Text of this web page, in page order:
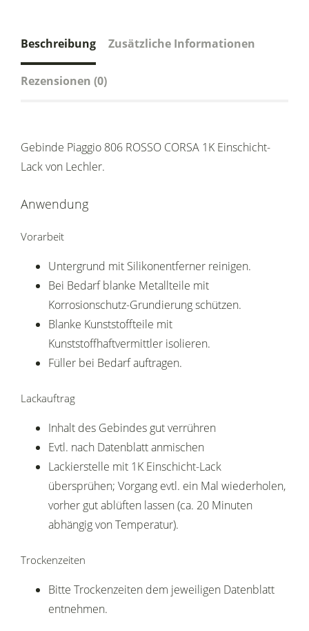
Beschreibung Zusätzliche Informationen
Rezensionen (0)
Gebinde Piaggio 806 ROSSO CORSA 1K Einschicht-
Lack von Lechler.
Anwendung
Vorarbeit
Untergrund mit Silikonentferner reinigen.
Bei Bedarf blanke Metallteile mit
Korrosionschutz-Grundierung schützen.
Blanke Kunststoffteile mit
Kunststoffhaftvermittler isolieren.
Füller bei Bedarf auftragen.
Lackauftrag
Inhalt des Gebindes gut verrühren
Evtl. nach Datenblatt anmischen
Lackierstelle mit 1K Einschicht-Lack
übersprühen; Vorgang evtl. ein Mal wiederholen,
vorher gut ablüften lassen (ca. 20 Minuten
abhängig von Temperatur).
Trockenzeiten
Bitte Trockenzeiten dem jeweiligen Datenblatt
entnehmen.